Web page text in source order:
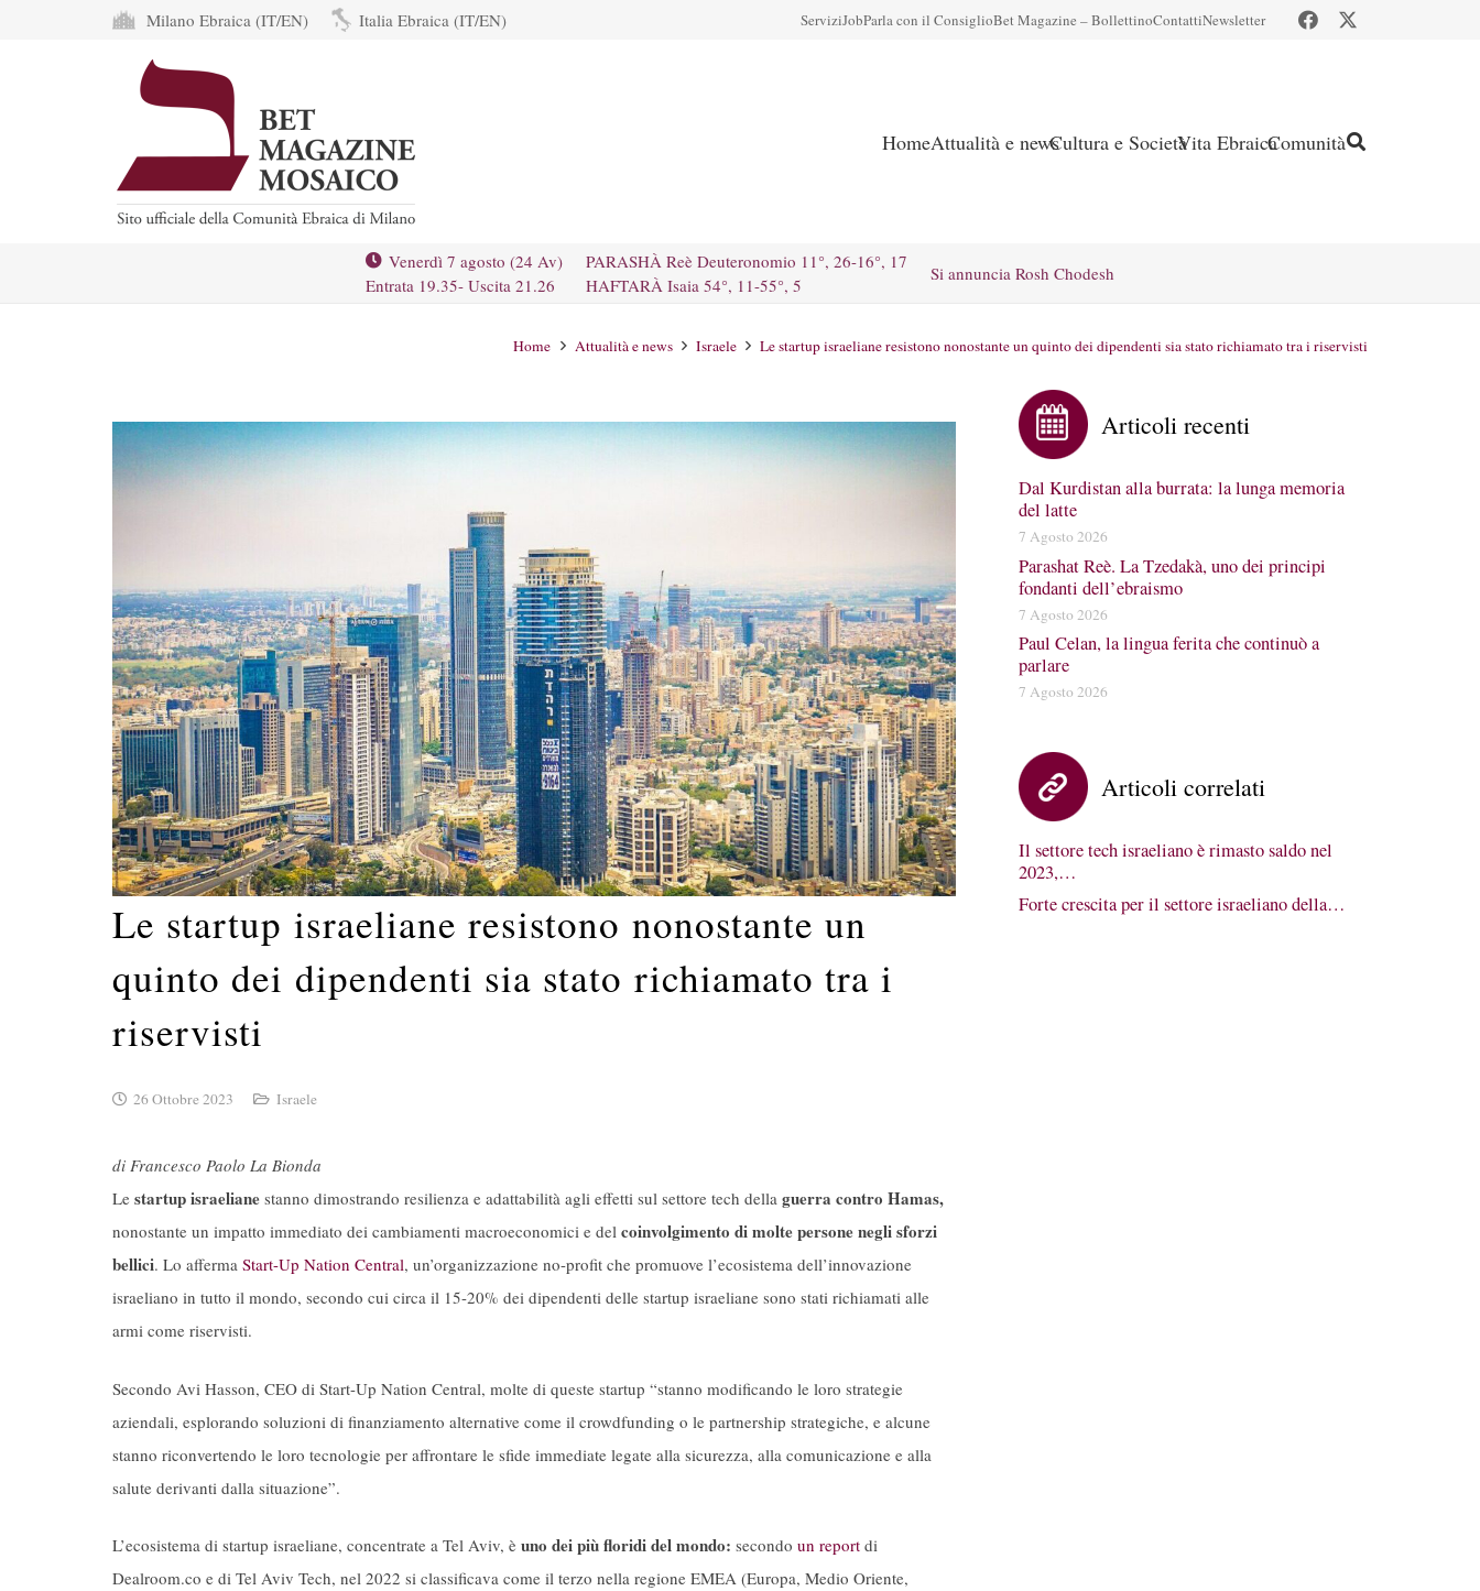
Milano Ebraica (IT/EN) Italia Ebraica (IT/EN) ServiziJobParla con il ConsiglioBet Magazine – BollettinoContattiNewsletter
HomeAttualità e newsCultura e SocietàVita EbraicaComunità
Venerdì 7 agosto (24 Av)
Entrata 19.35- Uscita 21.26
PARASHÀ Reè Deuteronomio 11°, 26-16°, 17
HAFTARÀ Isaia 54°, 11-55°, 5
Si annuncia Rosh Chodesh
Home Attualità e news Israele Le startup israeliane resistono nonostante un quinto dei dipendenti sia stato richiamato tra i riservisti
Le startup israeliane resistono nonostante un
quinto dei dipendenti sia stato richiamato tra i
riservisti
26 Ottobre 2023 Israele
di Francesco Paolo La Bionda
Le startup israeliane stanno dimostrando resilienza e adattabilità agli effetti sul settore tech della guerra contro Hamas,
nonostante un impatto immediato dei cambiamenti macroeconomici e del coinvolgimento di molte persone negli sforzi
bellici. Lo afferma Start-Up Nation Central, un’organizzazione no-profit che promuove l’ecosistema dell’innovazione
israeliano in tutto il mondo, secondo cui circa il 15-20% dei dipendenti delle startup israeliane sono stati richiamati alle
armi come riservisti.
Secondo Avi Hasson, CEO di Start-Up Nation Central, molte di queste startup “stanno modificando le loro strategie
aziendali, esplorando soluzioni di finanziamento alternative come il crowdfunding o le partnership strategiche, e alcune
stanno riconvertendo le loro tecnologie per affrontare le sfide immediate legate alla sicurezza, alla comunicazione e alla
salute derivanti dalla situazione”.
L’ecosistema di startup israeliane, concentrate a Tel Aviv, è uno dei più floridi del mondo: secondo un report di
Dealroom.co e di Tel Aviv Tech, nel 2022 si classificava come il terzo nella regione EMEA (Europa, Medio Oriente,
Articoli recenti
Dal Kurdistan alla burrata: la lunga memoria
del latte
7 Agosto 2026
Parashat Reè. La Tzedakà, uno dei principi
fondanti dell’ebraismo
7 Agosto 2026
Paul Celan, la lingua ferita che continuò a
parlare
7 Agosto 2026
Articoli correlati
Il settore tech israeliano è rimasto saldo nel
2023,…
Forte crescita per il settore israeliano della…